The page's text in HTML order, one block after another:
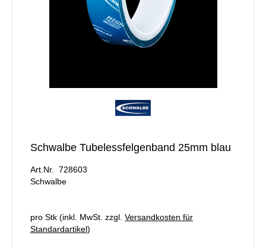
Schwalbe Tubelessfelgenband 25mm blau
Art.Nr. 728603
Schwalbe
pro Stk (inkl. MwSt. zzgl. Versandkosten für
Standardartikel)